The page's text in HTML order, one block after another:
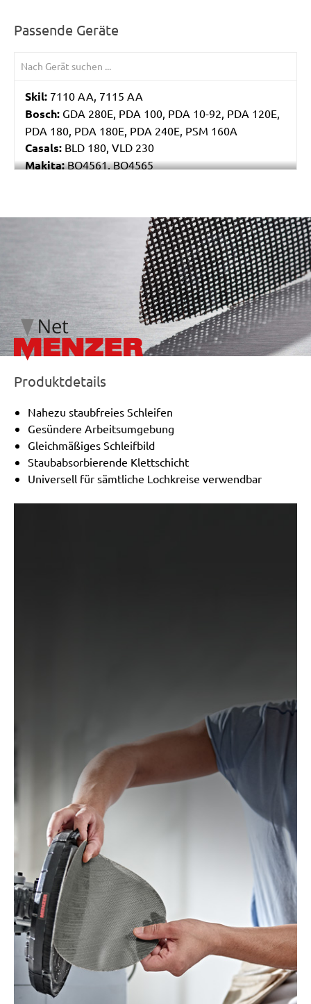
Passende Geräte
Skil: 7110 AA, 7115 AA
Bosch: GDA 280E, PDA 100, PDA 10-92, PDA 120E,
PDA 180, PDA 180E, PDA 240E, PSM 160A
Casals: BLD 180, VLD 230
Makita:BO4561, BO4565
Einhell:DE-G 200 E
KA510, KA511EKA, VP510
DX 93 E, DX 93 E-Plus
/marketing/parallax/menzer/parallax_logos/
Produktdetails
Nahezu staubfreies Schleifen
Gesündere Arbeitsumgebung
Gleichmäßiges Schleifbild
Staubabsorbierende Klettschicht
Universell für sämtliche Lochkreise verwendbar